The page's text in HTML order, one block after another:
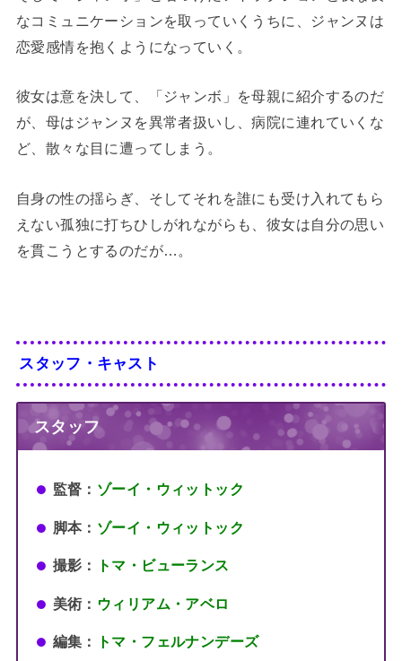
なコミュニケーションを取っていくうちに、ジャンヌは
恋愛感情を抱くようになっていく。
彼女は意を決して、「ジャンボ」を母親に紹介するのだ
が、母はジャンヌを異常者扱いし、病院に連れていくな
ど、散々な目に遭ってしまう。
自身の性の揺らぎ、そしてそれを誰にも受け入れてもら
えない孤独に打ちひしがれながらも、彼女は自分の思い
を貫こうとするのだが…。
スタッフ・キャスト
スタッフ
監督： ゾーイ・ウィットック
脚本： ゾーイ・ウィットック
撮影： トマ・ビューランス
美術： ウィリアム・アベロ
編集： トマ・フェルナンデーズ